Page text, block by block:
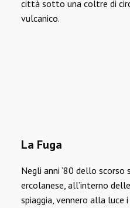
città sotto una coltre di
vulcanico.
La Fuga
Negli anni ’80 dello
ercolanese, all’interno
spiaggia, vennero alla